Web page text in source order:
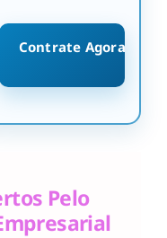
Contrate Agora
Pelo